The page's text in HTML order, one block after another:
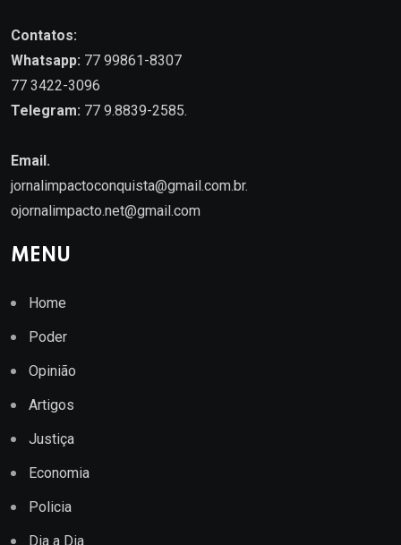
Contatos:
Whatsapp: 77 99861-8307
77 3422-3096
Telegram: 77 9.8839-2585.
Email.
jornalimpactoconquista@gmail.com.br.
ojornalimpacto.net@gmail.com
MENU
Home
Poder
Opinião
Artigos
Justiça
Economia
Policia
Dia a Dia